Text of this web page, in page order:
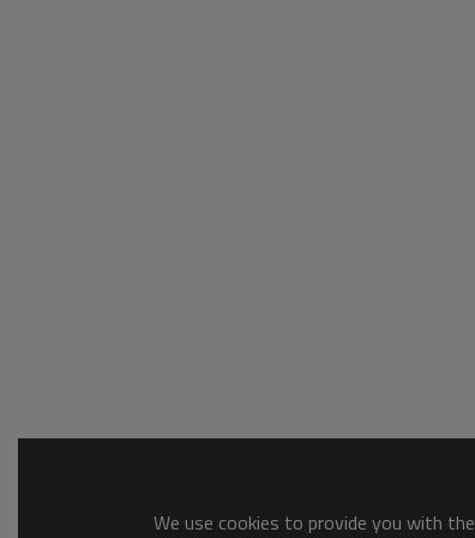
We use cookies to provide you with